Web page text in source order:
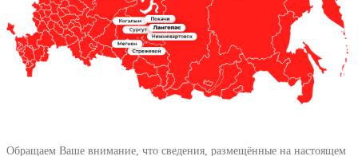
Обращаем Ваше внимание, что сведения, размещённые на настоящем